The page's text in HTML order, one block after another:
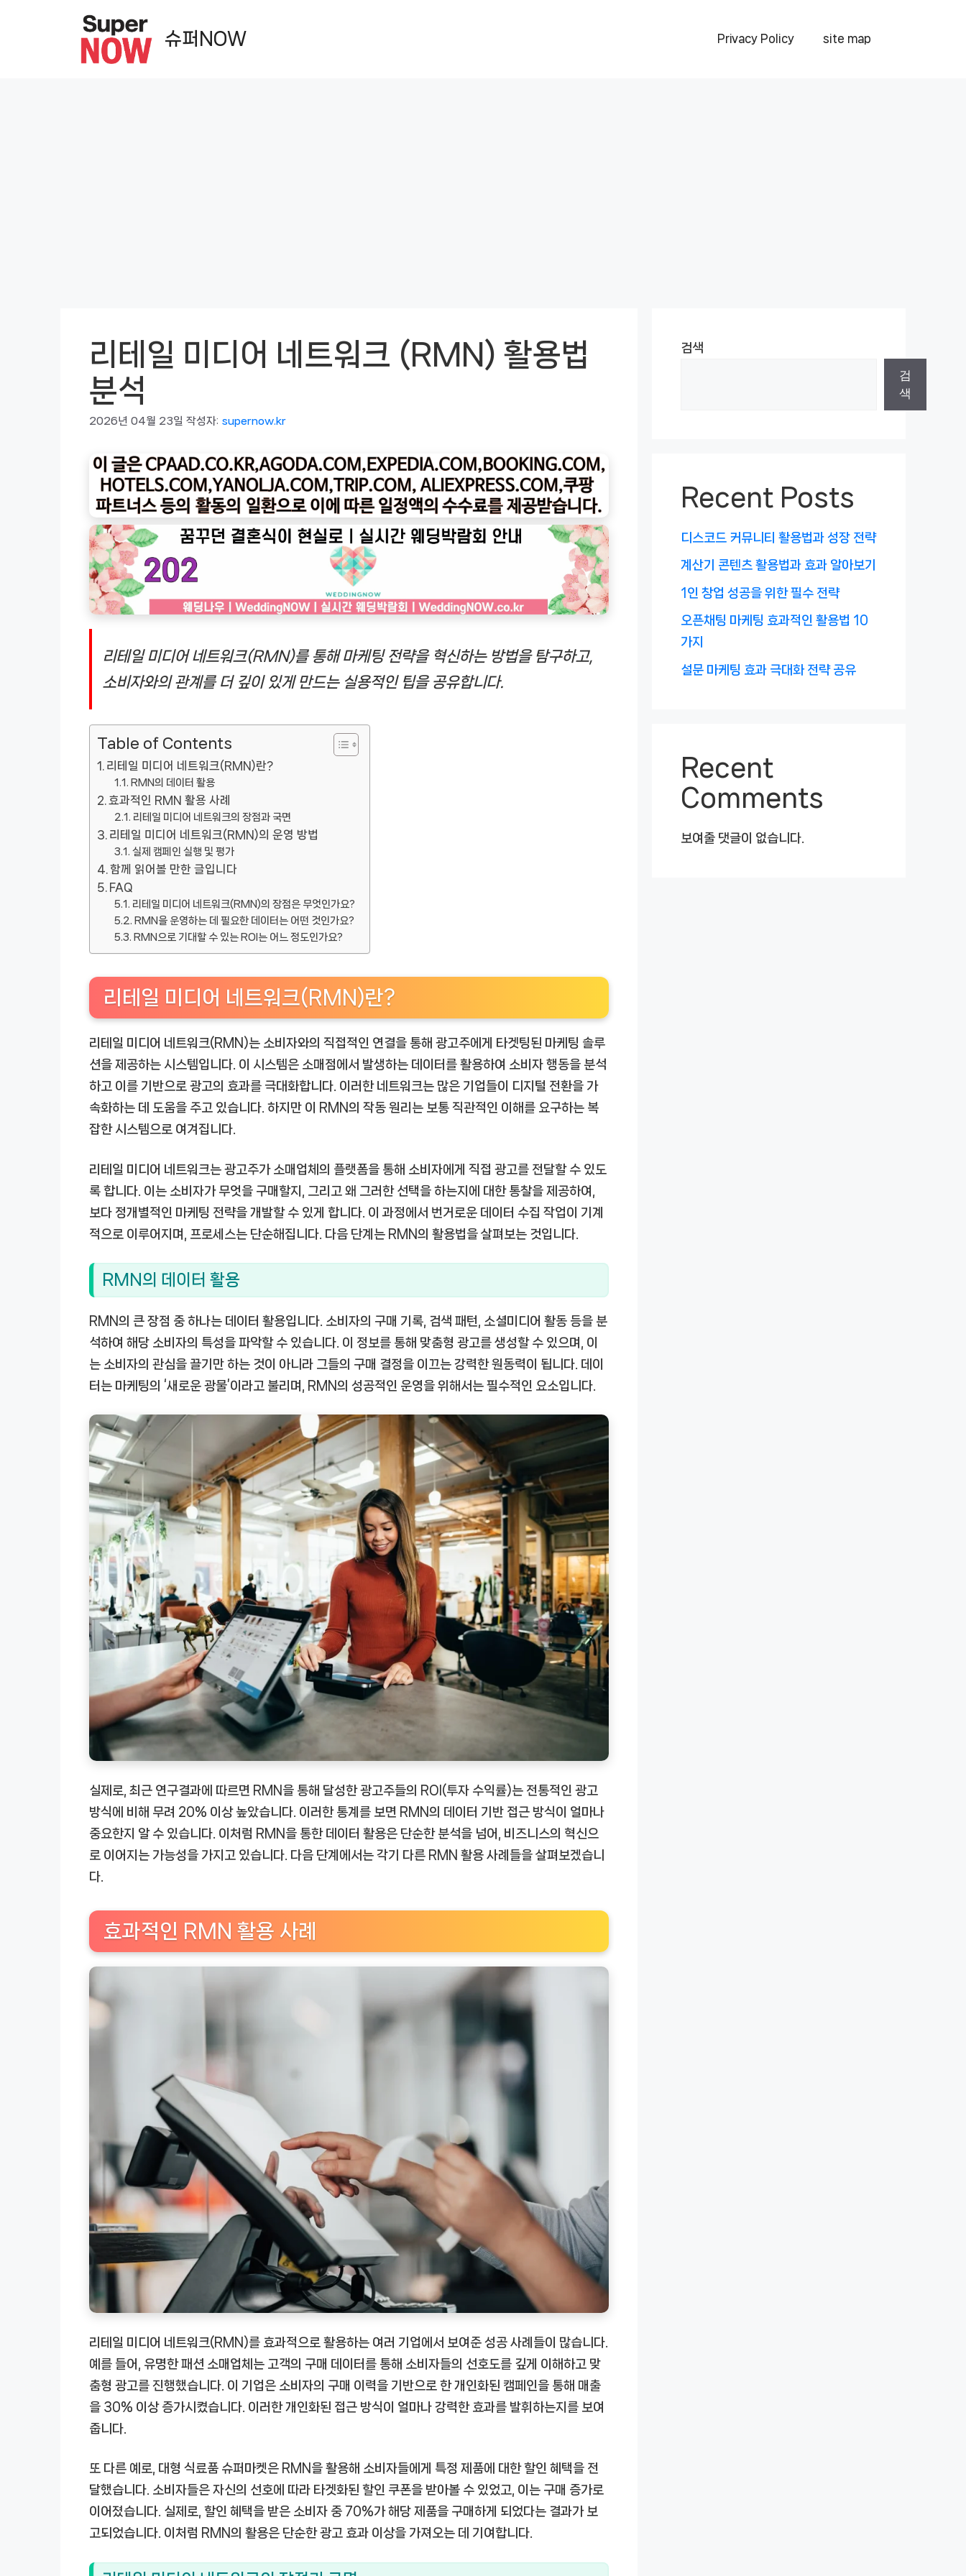
슈퍼NOW Privacy Policy site map
리테일 미디어 네트워크 (RMN) 활용법
분석
2026년 04월 23일 작성자: supernow.kr
리테일 미디어 네트워크(RMN)를 통해 마케팅 전략을 혁신하는 방법을 탐구하고,
소비자와의 관계를 더 깊이 있게 만드는 실용적인 팁을 공유합니다.
Table of Contents
리테일 미디어 네트워크(RMN)란?
RMN의 데이터 활용
효과적인 RMN 활용 사례
리테일 미디어 네트워크의 장점과 국면
리테일 미디어 네트워크(RMN)의 운영 방법
실제 캠페인 실행 및 평가
함께 읽어볼 만한 글입니다
FAQ
리테일 미디어 네트워크(RMN)의 장점은 무엇인가요?
RMN을 운영하는 데 필요한 데이터는 어떤 것인가요?
RMN으로 기대할 수 있는 ROI는 어느 정도인가요?
리테일 미디어 네트워크(RMN)란?
리테일 미디어 네트워크(RMN)는 소비자와의 직접적인 연결을 통해 광고주에게 타겟팅된 마케팅 솔루
션을 제공하는 시스템입니다. 이 시스템은 소매점에서 발생하는 데이터를 활용하여 소비자 행동을 분석
하고 이를 기반으로 광고의 효과를 극대화합니다. 이러한 네트워크는 많은 기업들이 디지털 전환을 가
속화하는 데 도움을 주고 있습니다. 하지만 이 RMN의 작동 원리는 보통 직관적인 이해를 요구하는 복
잡한 시스템으로 여겨집니다.
리테일 미디어 네트워크는 광고주가 소매업체의 플랫폼을 통해 소비자에게 직접 광고를 전달할 수 있도
록 합니다. 이는 소비자가 무엇을 구매할지, 그리고 왜 그러한 선택을 하는지에 대한 통찰을 제공하여,
보다 정개별적인 마케팅 전략을 개발할 수 있게 합니다. 이 과정에서 번거로운 데이터 수집 작업이 기계
적으로 이루어지며, 프로세스는 단순해집니다. 다음 단계는 RMN의 활용법을 살펴보는 것입니다.
RMN의 데이터 활용
RMN의 큰 장점 중 하나는 데이터 활용입니다. 소비자의 구매 기록, 검색 패턴, 소셜미디어 활동 등을 분
석하여 해당 소비자의 특성을 파악할 수 있습니다. 이 정보를 통해 맞춤형 광고를 생성할 수 있으며, 이
는 소비자의 관심을 끌기만 하는 것이 아니라 그들의 구매 결정을 이끄는 강력한 원동력이 됩니다. 데이
터는 마케팅의 ‘새로운 광물’이라고 불리며, RMN의 성공적인 운영을 위해서는 필수적인 요소입니다.
실제로, 최근 연구결과에 따르면 RMN을 통해 달성한 광고주들의 ROI(투자 수익률)는 전통적인 광고
방식에 비해 무려 20% 이상 높았습니다. 이러한 통계를 보면 RMN의 데이터 기반 접근 방식이 얼마나
중요한지 알 수 있습니다. 이처럼 RMN을 통한 데이터 활용은 단순한 분석을 넘어, 비즈니스의 혁신으
로 이어지는 가능성을 가지고 있습니다. 다음 단계에서는 각기 다른 RMN 활용 사례들을 살펴보겠습니
다.
효과적인 RMN 활용 사례
리테일 미디어 네트워크(RMN)를 효과적으로 활용하는 여러 기업에서 보여준 성공 사례들이 많습니다.
예를 들어, 유명한 패션 소매업체는 고객의 구매 데이터를 통해 소비자들의 선호도를 깊게 이해하고 맞
춤형 광고를 진행했습니다. 이 기업은 소비자의 구매 이력을 기반으로 한 개인화된 캠페인을 통해 매출
을 30% 이상 증가시켰습니다. 이러한 개인화된 접근 방식이 얼마나 강력한 효과를 발휘하는지를 보여
줍니다.
또 다른 예로, 대형 식료품 슈퍼마켓은 RMN을 활용해 소비자들에게 특정 제품에 대한 할인 혜택을 전
달했습니다. 소비자들은 자신의 선호에 따라 타겟화된 할인 쿠폰을 받아볼 수 있었고, 이는 구매 증가로
이어졌습니다. 실제로, 할인 혜택을 받은 소비자 중 70%가 해당 제품을 구매하게 되었다는 결과가 보
고되었습니다. 이처럼 RMN의 활용은 단순한 광고 효과 이상을 가져오는 데 기여합니다.
검색
검
색
Recent Posts
디스코드 커뮤니티 활용법과 성장 전략
계산기 콘텐츠 활용법과 효과 알아보기
1인 창업 성공을 위한 필수 전략
오픈채팅 마케팅 효과적인 활용법 10
가지
설문 마케팅 효과 극대화 전략 공유
Recent
Comments
보여줄 댓글이 없습니다.